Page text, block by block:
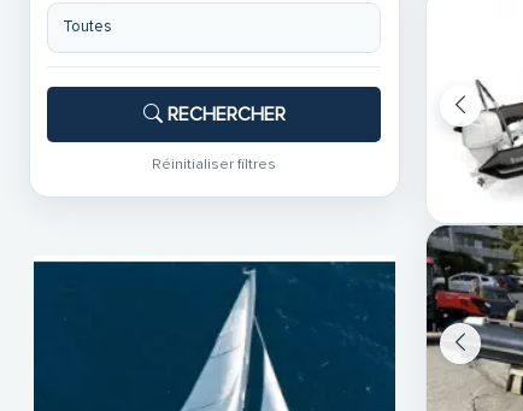
RECHERCHER
Réinitialiser filtres